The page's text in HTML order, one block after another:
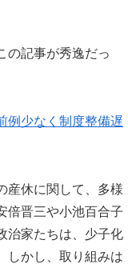
の記事が秀逸だっ
少なく制度整備遅
産休に関して、多様
倍晋三や小池百合子
治家たちは、少子化
しかし、取り組みは